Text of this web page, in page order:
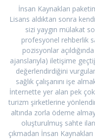
İnsan Kaynakları
Lisans aldıktan sonra
sizi yaygın mülakat
profesyonel rehberlik
pozisyonlar
ajanslarıyla) iletişime
değerlendirdiğini
sağlık çalışanını işe
İnternette yer alan pek
turizm şirketlerine
altında zorla ödeme
oluşturulmuş sahte
çıkmadan İnsan